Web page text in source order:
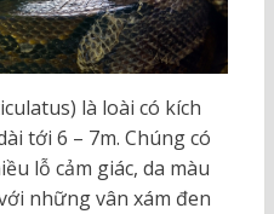
là loài có kích
tới 6 – 7m. Chúng có
lỗ cảm giác, da màu
những vân xám đen